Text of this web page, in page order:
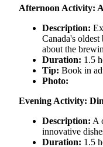
Afternoon Activity:
Description:
Canada's
about the
Duration: 1.5
Tip: Book in
Photo:
Evening Activity:
Description: A
innovative
Duration: 1.5